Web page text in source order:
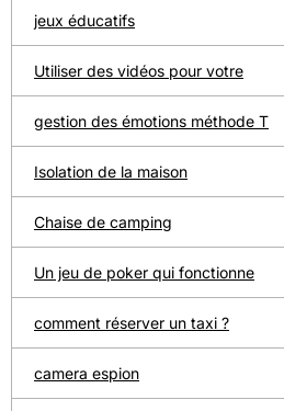
jeux éducatifs
Utiliser des vidéos pour votre
gestion des émotions méthode T
Isolation de la maison
Chaise de camping
Un jeu de poker qui fonctionne
comment réserver un taxi ?
camera espion